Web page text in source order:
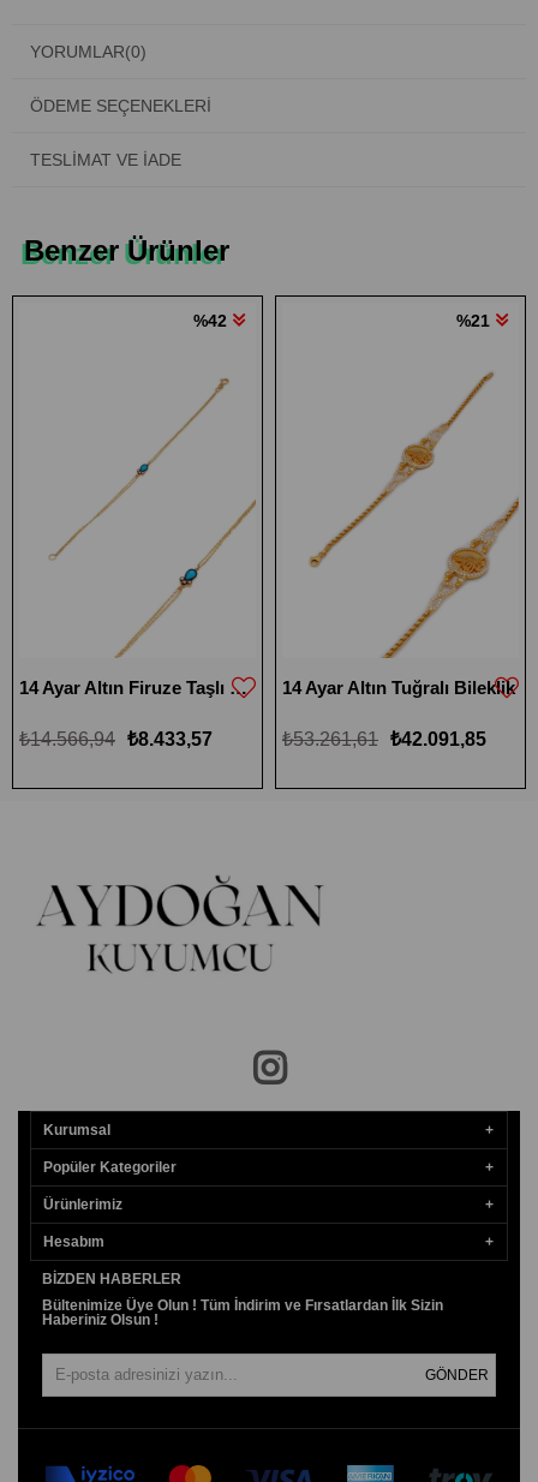
YORUMLAR(0)
ÖDEME SEÇENEKLERI
TESLIMAT VE İADE
Benzer Ürünler
14 Ayar Altın Firuze Taşlı Bileklik
₺8.433,57
₺14.566,94
%42
14 Ayar Altın Tuğralı Bileklik
₺42.091,85
₺53.261,61
%21
Kurumsal
Popüler Kategoriler
Ürünlerimiz
Hesabım
BIZDEN HABERLER
Bültenimize Üye Olun ! Tüm İndirim ve Fırsatlardan İlk Sizin
Haberiniz Olsun !
GÖNDER